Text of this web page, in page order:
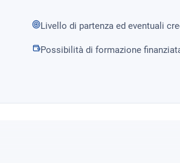
Livello di partenza ed eventuali
Possibilità di formazione